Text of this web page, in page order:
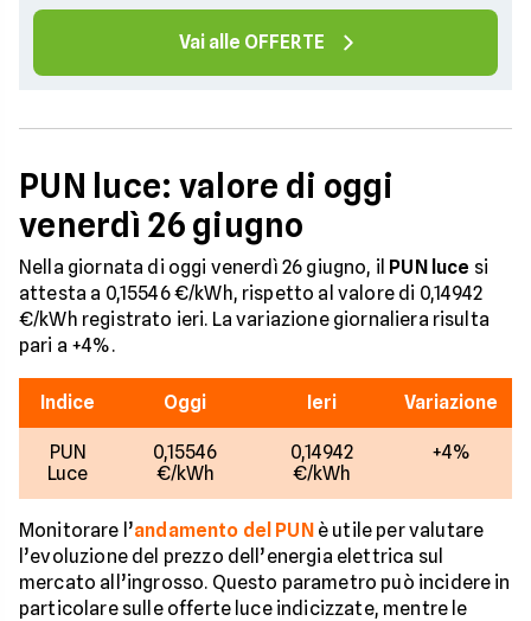
Vai alle OFFERTE
PUN luce: valore di oggi
venerdì 26 giugno
Nella giornata di oggi venerdì 26 giugno, il PUN luce si
attesta a 0,15546 €/kWh, rispetto al valore di 0,14942
€/kWh registrato ieri. La variazione giornaliera risulta
pari a +4%.
Indice Oggi Ieri Variazione
PUN
Luce
0,15546
€/kWh
0,14942
€/kWh
+4%
Monitorare l’andamento del PUNè utile per valutare
l’evoluzione del prezzo dell’energia elettrica sul
mercato all’ingrosso. Questo parametro può incidere in
particolare sulle offerte luce indicizzate, mentre le